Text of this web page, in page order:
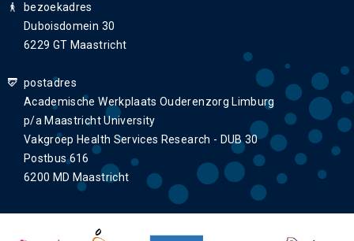
bezoekadres
Duboisdomein 30
6229 GT Maastricht
postadres
Academische Werkplaats Ouderenzorg Limburg
p/a Maastricht University
Vakgroep Health Services Research - DUB 30
Postbus 616
6200 MD Maastricht